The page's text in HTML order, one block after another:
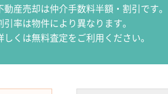
動産売却は仲介手数料半額・割引です。
引率は物件により異なります。
しくは無料査定をご利用ください。